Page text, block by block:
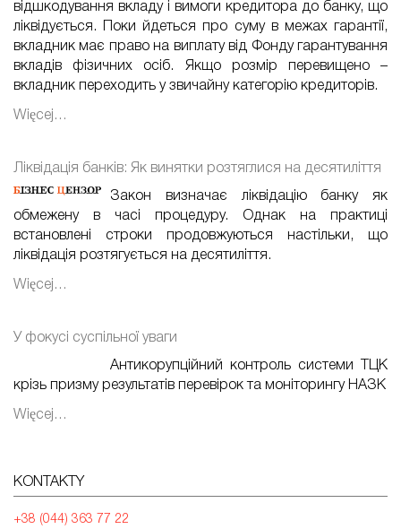
відшкодування вкладу і вимоги кредитора до банку, що
ліквідується. Поки йдеться про суму в межах гарантії,
вкладник має право на виплату від Фонду гарантування
вкладів фізичних осіб. Якщо розмір перевищено –
вкладник переходить у звичайну категорію кредиторів.
Więcej…
Ліквідація банків: Як винятки розтяглися на десятиліття
Закон визначає ліквідацію банку як
обмежену в часі процедуру. Однак на практиці
встановлені строки продовжуються настільки, що
ліквідація розтягується на десятиліття.
Więcej…
У фокусі суспільної уваги
Антикорупційний контроль системи ТЦК
крізь призму результатів перевірок та моніторингу НАЗК
Więcej…
KONTAKTY
+38 (044) 363 77 22